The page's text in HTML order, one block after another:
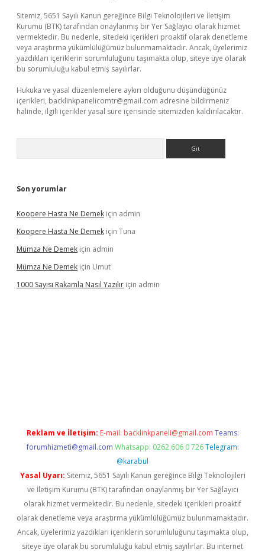
Sitemiz, 5651 Sayılı Kanun gereğince Bilgi Teknolojileri ve İletişim
Kurumu (BTK) tarafından onaylanmış bir Yer Sağlayıcı olarak hizmet
vermektedir. Bu nedenle, sitedeki içerikleri proaktif olarak denetleme
veya araştırma yükümlülüğümüz bulunmamaktadır. Ancak, üyelerimiz
yazdıkları içeriklerin sorumluluğunu taşımakta olup, siteye üye olarak
bu sorumluluğu kabul etmiş sayılırlar.
Hukuka ve yasal düzenlemelere aykırı olduğunu düşündüğünüz
içerikleri, backlinkpanelicomtr@gmail.com adresine bildirmeniz
halinde, ilgili içerikler yasal süre içerisinde sitemizden kaldırılacaktır.
Son yorumlar
Koopere Hasta Ne Demek için admin
Koopere Hasta Ne Demek için Tuna
Mümza Ne Demek için admin
Mümza Ne Demek için Umut
1000 Sayısı Rakamla Nasıl Yazılır için admin
Reklam ve İletişim: E-mail: backlinkpaneli@gmail.com Teams:
forumhizmeti@gmail.com Whatsapp: 0262 606 0 726 Telegram:
@karabul
Yasal Uyarı: Sitemiz, 5651 Sayılı Kanun gereğince Bilgi Teknolojileri
ve İletişim Kurumu (BTK) tarafından onaylanmış bir Yer Sağlayıcı
olarak hizmet vermektedir. Bu nedenle, sitedeki içerikleri proaktif
olarak denetleme veya araştırma yükümlülüğümüz bulunmamaktadır.
Ancak, üyelerimiz yazdıkları içeriklerin sorumluluğunu taşımakta olup,
siteye üye olarak bu sorumluluğu kabul etmiş sayılırlar. Bu internet